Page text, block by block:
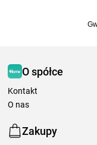
O spółce
Kontakt
O nas
Zakupy